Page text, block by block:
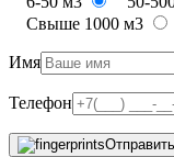
Свыше 1000 м3
Имя
Телефон
Отправить